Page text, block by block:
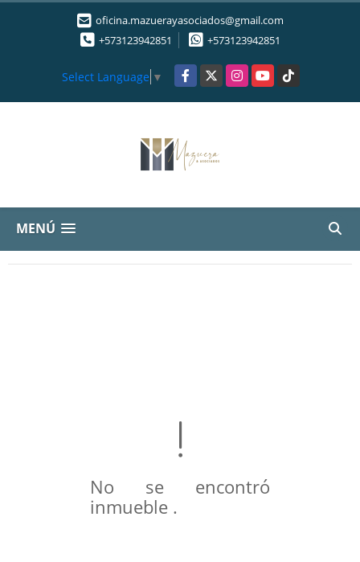
oficina.mazuerayasociados@gmail.com
+573123942851
+573123942851
Select Language ▼ Facebook
X InstagramYouTubeTikTok
MENÚ
No se encontró
inmueble .